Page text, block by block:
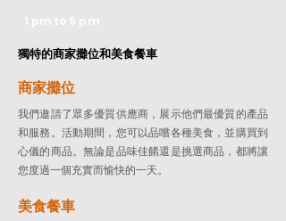
1 pm to 5 pm
獨特的商家攤位和美食餐車
商家攤位
我們邀請了眾多優質供應商，展示他們最優質的產品
和服務。活動期間，您可以品嚐各種美食，並購買到
心儀的商品。無論是品味佳餚還是挑選商品，都將讓
您度過一個充實而愉快的一天。
美食餐車